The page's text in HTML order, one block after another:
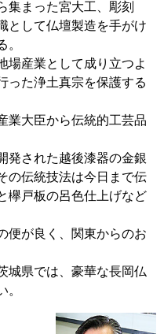
集まった宮大工、彫刻
として仏壇製造を手がけ
。
場産業として成り立つよ
った浄土真宗を保護する
業大臣から伝統的工芸品
発された越後漆器の金銀
の伝統技法は今日まで伝
欅戸板の呂色仕上げなど
便が良く、関東からのお
城県では、豪華な長岡仏
。